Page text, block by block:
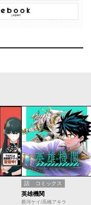
話 コミックス
英雄機関
蔡河ケイ/高橋アキラ